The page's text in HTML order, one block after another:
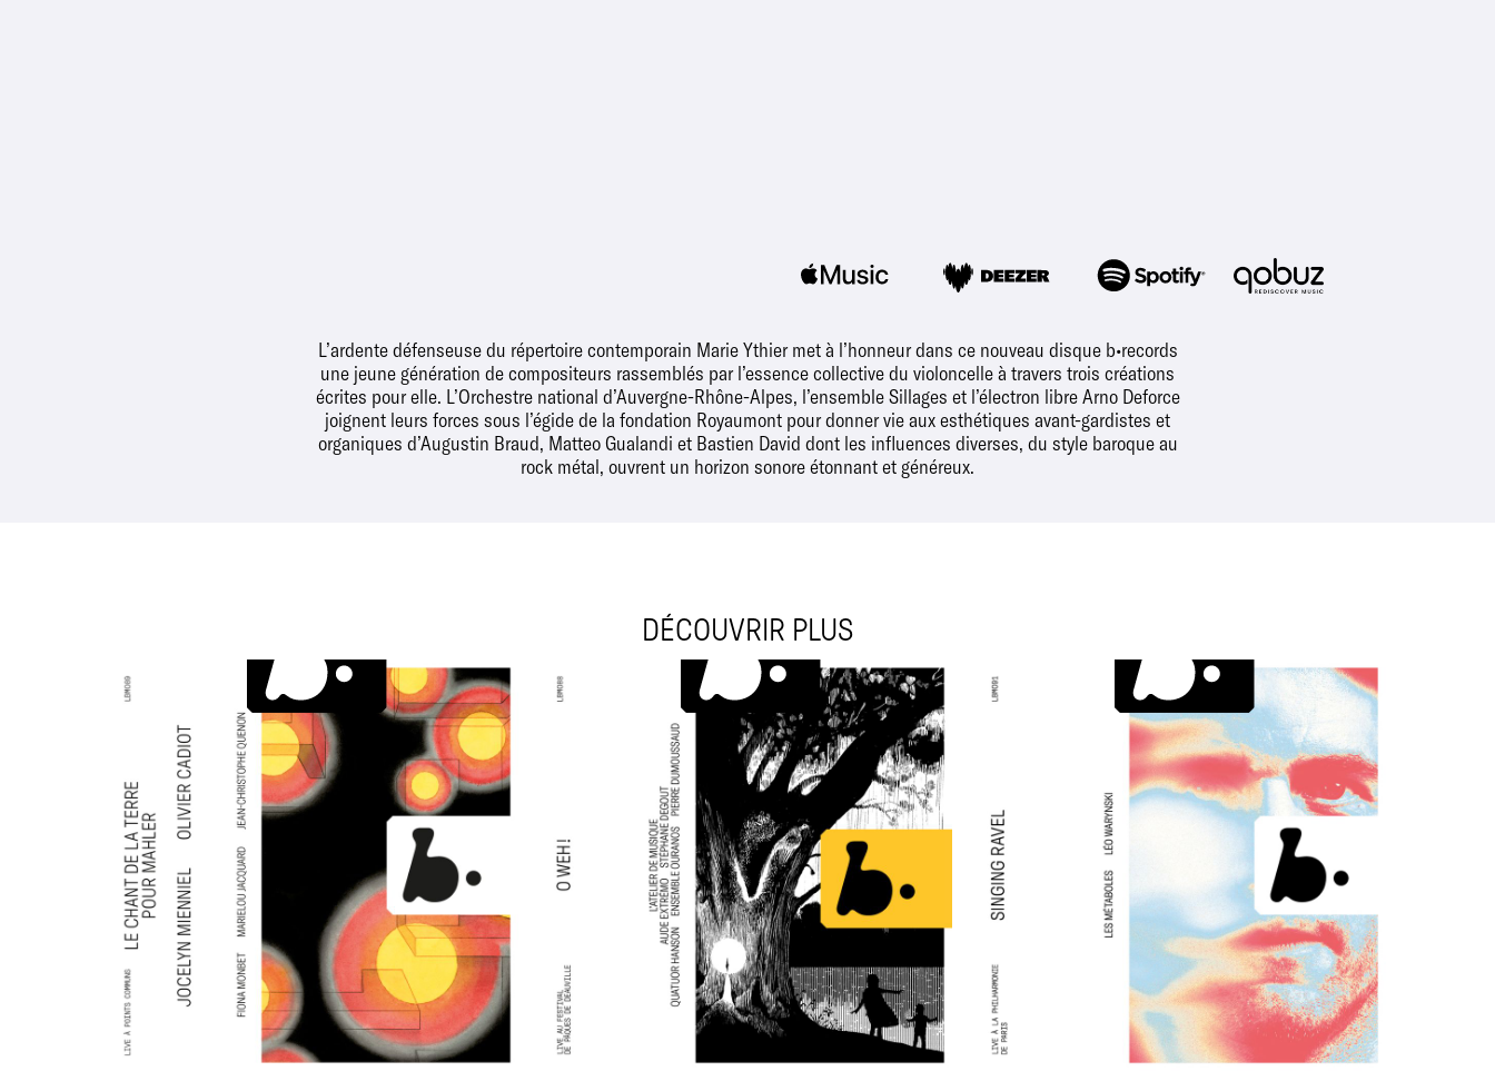
L’ardente défenseuse du répertoire contemporain Marie Ythier met à l’honneur dans ce nouveau disque b•records
une jeune génération de compositeurs rassemblés par l’essence collective du violoncelle à travers trois créations
écrites pour elle. L’Orchestre national d’Auvergne-Rhône-Alpes, l’ensemble Sillages et l’électron libre Arno Deforce
joignent leurs forces sous l’égide de la fondation Royaumont pour donner vie aux esthétiques avant-gardistes et
organiques d’Augustin Braud, Matteo Gualandi et Bastien David dont les influences diverses, du style baroque au
rock métal, ouvrent un horizon sonore étonnant et généreux.
DÉCOUVRIR PLUS